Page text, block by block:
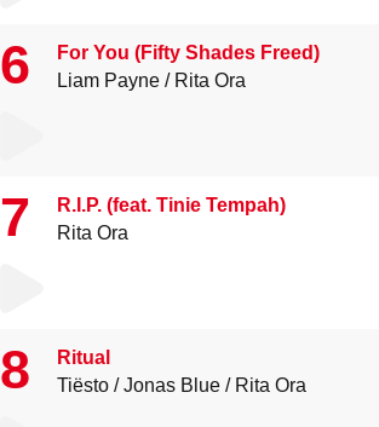
6
For You (Fifty Shades Freed)
Liam Payne
Rita Ora
7
R.I.P. (feat. Tinie Tempah)
Rita Ora
8
Ritual
Tiësto
Jonas Blue Rita Ora